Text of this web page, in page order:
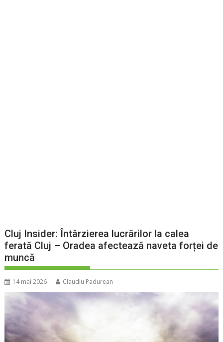
Cluj Insider: Întârzierea lucrărilor la calea
ferată Cluj – Oradea afectează naveta forței de
muncă
14 mai 2026 Claudiu Padurean